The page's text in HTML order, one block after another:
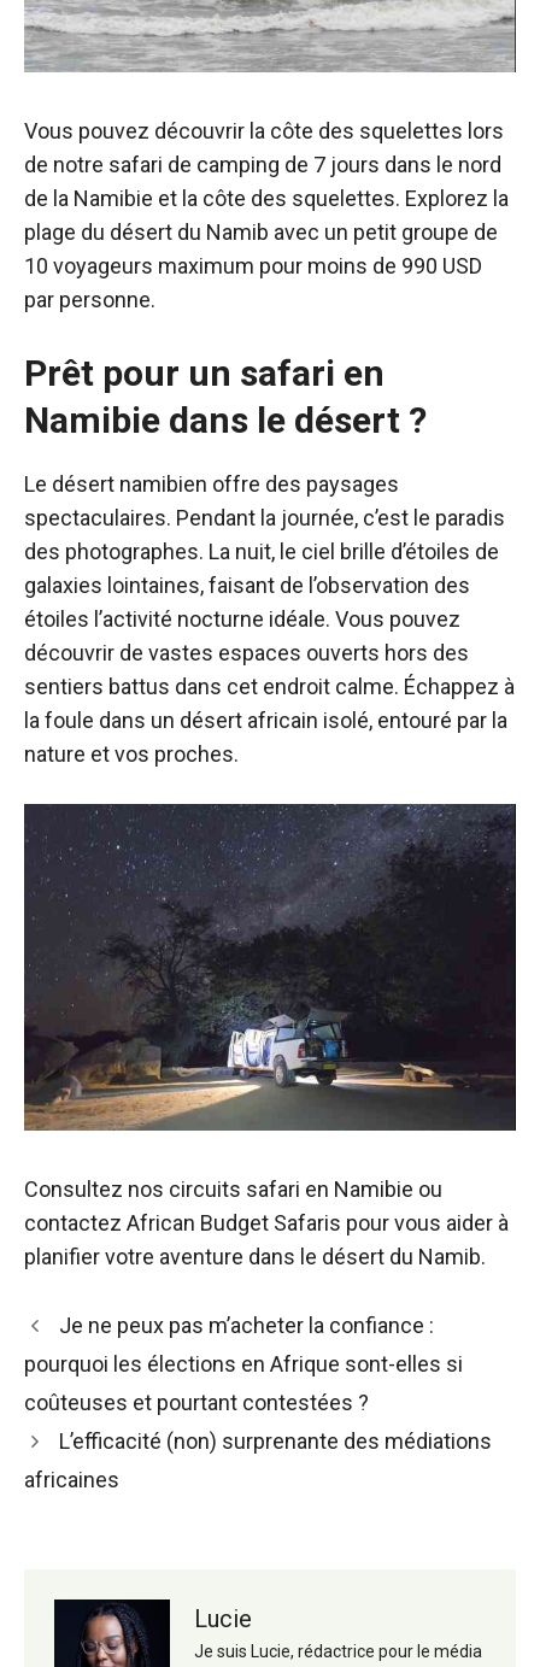
Vous pouvez découvrir la côte des squelettes lors
de notre safari de camping de 7 jours dans le nord
de la Namibie et la côte des squelettes. Explorez la
plage du désert du Namib avec un petit groupe de
10 voyageurs maximum pour moins de 990 USD
par personne.
Prêt pour un safari en
Namibie dans le désert ?
Le désert namibien offre des paysages
spectaculaires. Pendant la journée, c’est le paradis
des photographes. La nuit, le ciel brille d’étoiles de
galaxies lointaines, faisant de l’observation des
étoiles l’activité nocturne idéale. Vous pouvez
découvrir de vastes espaces ouverts hors des
sentiers battus dans cet endroit calme. Échappez à
la foule dans un désert africain isolé, entouré par la
nature et vos proches.
Consultez nos circuits safari en Namibie ou
contactez African Budget Safaris pour vous aider à
planifier votre aventure dans le désert du Namib.
Navigation
des
articles
Je ne peux pas m’acheter la confiance :
pourquoi les élections en Afrique sont-elles si
coûteuses et pourtant contestées ?
L’efficacité (non) surprenante des médiations
africaines
Lucie
Je suis Lucie, rédactrice pour le média